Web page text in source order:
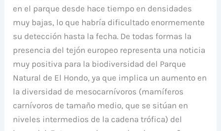
en el parque desde hace tiempo en densidades
muy bajas, lo que habría dificultado enormemente
su detección hasta la fecha. De todas formas la
presencia del tejón europeo representa una noticia
muy positiva para la biodiversidad del Parque
Natural de El Hondo, ya que implica un aumento en
la diversidad de mesocarnívoros (mamíferos
carnívoros de tamaño medio, que se sitúan en
niveles intermedios de la cadena trófica) del